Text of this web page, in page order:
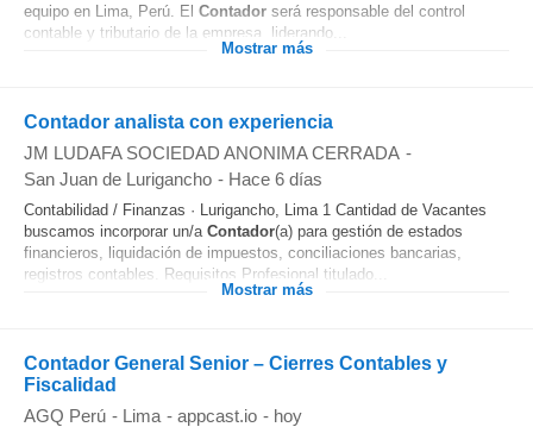
equipo en Lima, Perú. El Contador será responsable del control
contable y tributario de la empresa, liderando...
Mostrar más
Contador analista con experiencia
JM LUDAFA SOCIEDAD ANONIMA CERRADA -
San Juan de Lurigancho - Hace 6 días
Contabilidad / Finanzas · Lurigancho, Lima 1 Cantidad de Vacantes
buscamos incorporar un/a Contador(a) para gestión de estados
financieros, liquidación de impuestos, conciliaciones bancarias,
registros contables. Requisitos Profesional titulado...
Mostrar más
Contador General Senior – Cierres Contables y
Fiscalidad
AGQ Perú - Lima - appcast.io - hoy